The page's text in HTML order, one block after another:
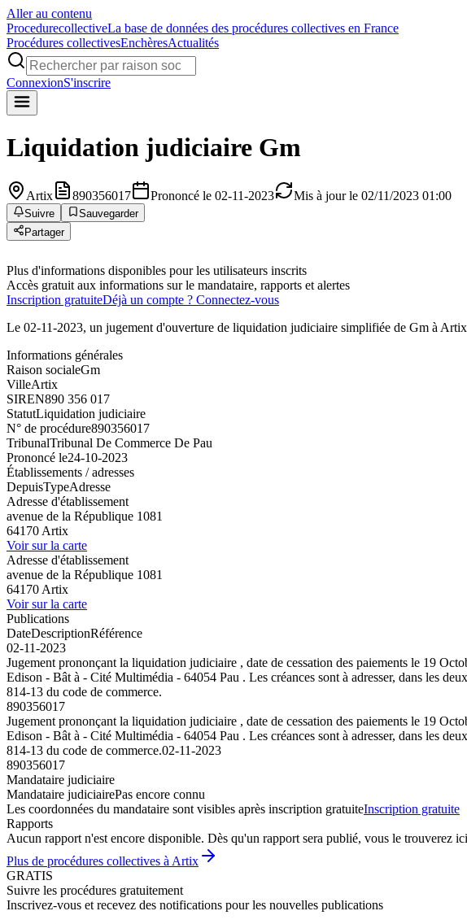
Aller au contenu
ProcedurecollectiveLa base de données des procédures collectives en France
Procédures collectivesEnchèresActualités
ConnexionS'inscrire
Liquidation judiciaire Gm
Artix 890356017 Prononcé le 02-11-2023 Mis à jour le 02/11/2023 01:00
Suivre
Sauvegarder
Partager
Plus d'informations disponibles pour les utilisateurs inscrits
Accès gratuit aux informations sur le mandataire, rapports et alertes
Inscription gratuiteDéjà un compte ? Connectez-vous
Le 02-11-2023, un jugement d'ouverture de liquidation judiciaire simplifiée de Gm à
Informations générales
Raison socialeGm
VilleArtix
SIREN890 356 017
StatutLiquidation judiciaire
N° de procédure890356017
TribunalTribunal De Commerce De Pau
Prononcé le24-10-2023
Établissements / adresses
DepuisTypeAdresse
Adresse d'établissement
avenue de la République 1081
64170 Artix
Voir sur la carte
Adresse d'établissement
avenue de la République 1081
64170 Artix
Voir sur la carte
Publications
DateDescriptionRéférence
02-11-2023
Jugement prononçant la liquidation judiciaire , date de cessation des paiements le 19
Edison - Bât à - Cité Multimédia - 64054 Pau . Les créances sont à adresser, dans les
814-13 du code de commerce.
890356017
Jugement prononçant la liquidation judiciaire , date de cessation des paiements le 19
Edison - Bât à - Cité Multimédia - 64054 Pau . Les créances sont à adresser, dans les
814-13 du code de commerce.02-11-2023
890356017
Mandataire judiciaire
Mandataire judiciairePas encore connu
Les coordonnées du mandataire sont visibles après inscription gratuiteInscription gratuite
Rapports
Aucun rapport n'est encore disponible. Dès qu'un rapport sera publié, vous le trouverez
Plus de procédures collectives à Artix
GRATIS
Suivre les procédures gratuitement
Inscrivez-vous et recevez des notifications pour les nouvelles publications